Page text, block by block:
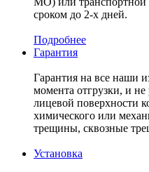
сроком до 2-х дней.
Подробнее
Гарантия
Гарантия на все наши
момента отгрузки, и не
лицевой поверхности
химического или
трещины, сквозные
Установка